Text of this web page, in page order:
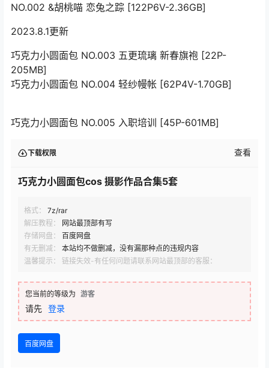
NO.002 &胡桃喵 恋兔之踪 [122P6V-2.36GB]
2023.8.1更新
巧克力小圆面包 NO.003 五更琉璃 新春旗袍 [22P-
205MB]
巧克力小圆面包 NO.004 轻纱幔帐 [62P4V-1.70GB]
巧克力小圆面包 NO.005 入职培训 [45P-601MB]
下载权限 查看
巧克力小圆面包cos 摄影作品合集5套
格式：
7z/rar
解压教程：
网站最顶部有写
存储网盘：
百度网盘
有无删减：
本站均不做删减，没有漏那种点的违规内容
温馨提示： 链接失效-有任何问题请联系网站最顶部的客服：
您当前的等级为 游客
请先 登录
百度网盘